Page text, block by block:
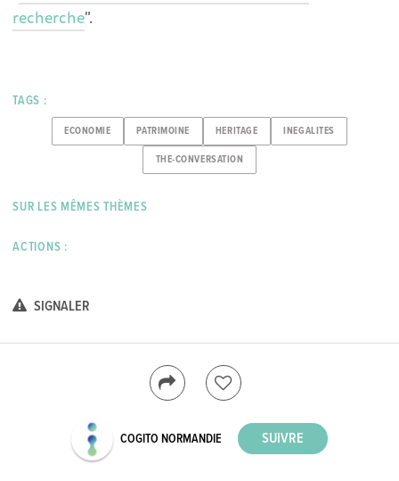
recherche".
TAGS :
ECONOMIE PATRIMOINE HERITAGE INEGALITES
THE-CONVERSATION
SUR LES MÊMES THÈMES
ACTIONS :
SIGNALER
COGITO NORMANDIE